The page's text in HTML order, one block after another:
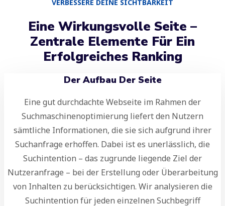
VERBESSERE DEINE SICHTBARKEIT
Eine Wirkungsvolle Seite –
Zentrale Elemente Für Ein
Erfolgreiches Ranking
Der Aufbau Der Seite
Eine gut durchdachte Webseite im Rahmen der
Suchmaschinenoptimierung liefert den Nutzern
sämtliche Informationen, die sie sich aufgrund ihrer
Suchanfrage erhoffen. Dabei ist es unerlässlich, die
Suchintention – das zugrunde liegende Ziel der
Nutzeranfrage – bei der Erstellung oder Überarbeitung
von Inhalten zu berücksichtigen. Wir analysieren die
Suchintention für jeden einzelnen Suchbegriff